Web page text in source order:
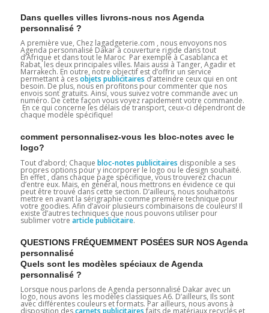
Dans quelles villes livrons-nous nos Agenda
personnalisé ?
A première vue, Chez lagadgeterie.com , nous envoyons nos
Agenda personnalisé Dakar à couverture rigide dans tout
d’Afrique et dans tout le Maroc Par exemple à Casablanca et
Rabat, les deux principales villes. Mais aussi à Tanger, Agadir et
Marrakech. En outre, notre objectif est d’offrir un service
permettant à cesobjets publicitaires d’atteindre ceux qui en ont
besoin. De plus, nous en profitons pour commenter que nos
envois sont gratuits. Ainsi, vous suivez votre commande avec un
numéro. De cette façon vous voyez rapidement votre commande.
En ce qui concerne les délais de transport, ceux-ci dépendront de
chaque modèle spécifique!
comment personnalisez-vous les bloc-notes avec le
logo?
Tout d’abord; Chaque bloc-notes publicitaires disponible a ses
propres options pour y incorporer le logo ou le design souhaité.
En effet , dans chaque page spécifique, vous trouverez chacun
d’entre eux. Mais, en général, nous mettrons en évidence ce qui
peut être trouvé dans cette section. D’ailleurs, nous souhaitons
mettre en avant la sérigraphie comme première technique pour
votre goodies. Afin d’avoir plusieurs combinaisons de couleurs! Il
existe d’autres techniques que nous pouvons utiliser pour
sublimer votre article publicitaire.
QUESTIONS FRÉQUEMMENT POSÉES SUR NOS Agenda
personnalisé
Quels sont les modèles spéciaux de Agenda
personnalisé ?
Lorsque nous parlons de Agenda personnalisé Dakar avec un
logo, nous avons les modèles classiques A6. D’ailleurs, Ils sont
avec différentes couleurs et formats. Par ailleurs, nous avons à
disposition descarnets publicitaires faits de matériaux recyclés et